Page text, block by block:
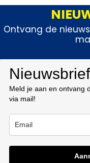
Ontvang de
Nieuwsbrief
Meld je aan en ontvang
via mail!